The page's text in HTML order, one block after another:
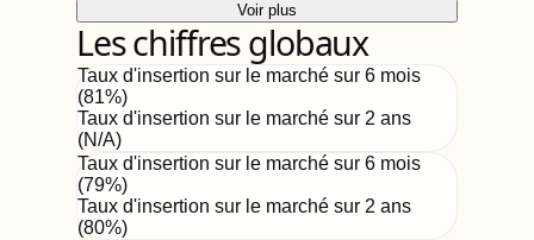
Voir plus
Les chiffres globaux
Taux d'insertion sur le marché sur 6 mois
(81%)
Taux d'insertion sur le marché sur 2 ans
(N/A)
Taux d'insertion sur le marché sur 6 mois
(79%)
Taux d'insertion sur le marché sur 2 ans
(80%)